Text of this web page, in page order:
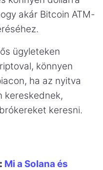
akár Bitcoin ATM-
ügyleteken
könnyen
ha az nyitva
kereskednek,
keresni.
Mi a Solana és